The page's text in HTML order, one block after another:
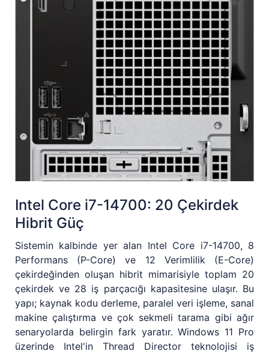
Intel Core i7-14700: 20 Çekirdek
Hibrit Güç
Sistemin kalbinde yer alan Intel Core i7-14700, 8
Performans (P-Core) ve 12 Verimlilik (E-Core)
çekirdeğinden oluşan hibrit mimarisiyle toplam 20
çekirdek ve 28 iş parçacığı kapasitesine ulaşır. Bu
yapı; kaynak kodu derleme, paralel veri işleme, sanal
makine çalıştırma ve çok sekmeli tarama gibi ağır
senaryolarda belirgin fark yaratır. Windows 11 Pro
üzerinde Intel'in Thread Director teknolojisi iş